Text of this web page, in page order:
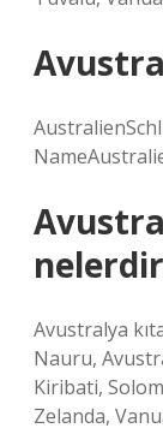
Avustralya
Nauru,
Kiribati,
Zelanda,